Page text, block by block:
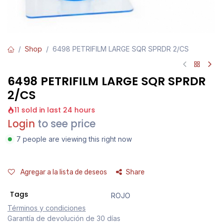
Shop 6498 PETRIFILM LARGE SQR SPRDR 2/CS
6498 PETRIFILM LARGE SQR SPRDR
2/CS
11 sold in last 24 hours
Login to see price
7 people are viewing this right now
Agregar a la lista de deseos Share
Tags
ROJO
Términos y condiciones
Garantía de devolución de 30 días